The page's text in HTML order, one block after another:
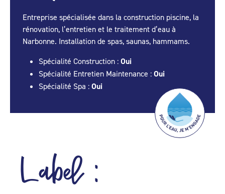
Entreprise spécialisée dans la construction piscine, la
rénovation, l’entretien et le traitement d’eau à
Narbonne. Installation de spas, saunas, hammams.
Spécialité Construction : Oui
Spécialité Entretien Maintenance : Oui
Spécialité Spa : Oui
Label :